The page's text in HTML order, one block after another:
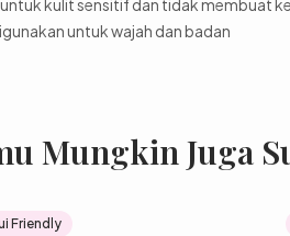
kulit sensitif dan tidak membuat
untuk wajah dan badan
Mungkin Juga
Friendly